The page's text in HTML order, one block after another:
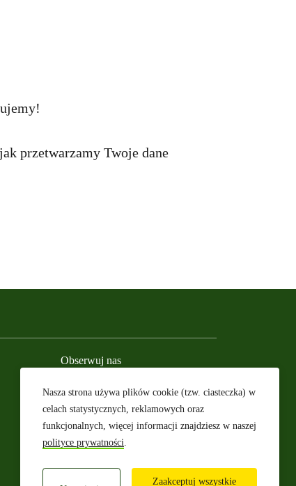
Nasza strona używa plików cookie (tzw. ciasteczka) w
celach statystycznych, reklamowych oraz
funkcjonalnych, więcej informacji znajdziesz w naszej
polityce prywatności.
Zaakceptuj wszystkie
przetwarzamy Twoje dane
Obserwuj nas
FacebookInstagram
YouTube
TikTokPodcastBluesky